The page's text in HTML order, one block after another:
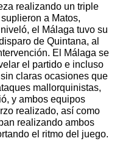
realizando un triple
a Matos,
el Málaga tuvo su
de Quintana, al
El Málaga se
el partido e incluso
claras ocasiones que
mallorquinistas,
y ambos equipos
realizado, así como
realizando ambos
el ritmo del juego.